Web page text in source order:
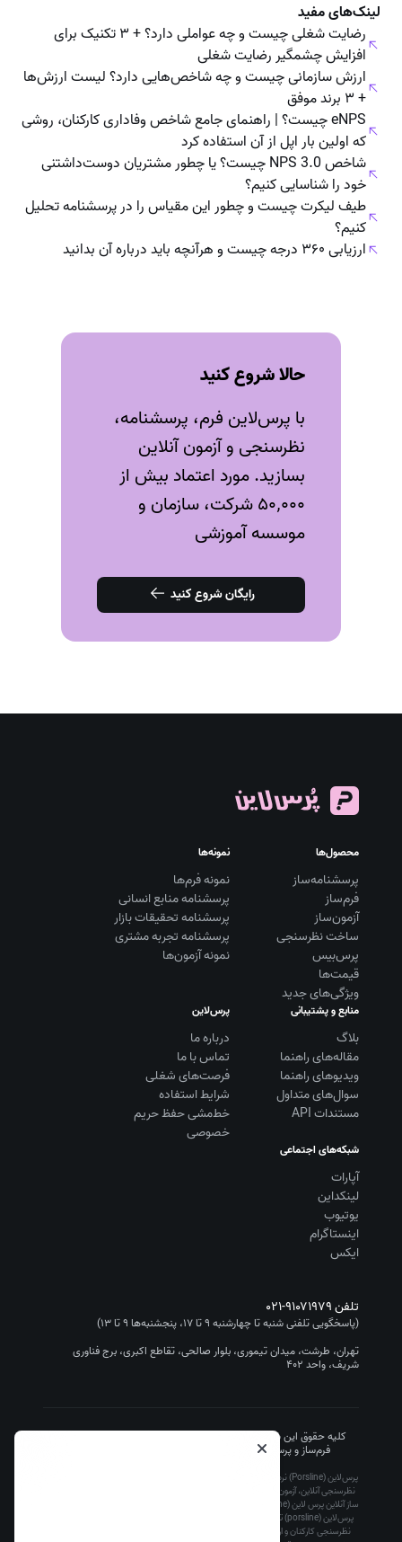
لینک‌های مفید
رضایت شغلی چیست و چه عواملی دارد؟ + ۳ تکنیک برای
افزایش چشمگیر رضایت شغلی
ارزش سازمانی چیست و چه شاخص‌هایی دارد؟ لیست ارزش‌ها
+ ۳ برند موفق
eNPS چیست؟ | راهنمای جامع شاخص وفاداری کارکنان، روشی
که اولین بار اپل از آن استفاده کرد
شاخص NPS 3.0 چیست؟ یا چطور مشتریان دوست‌داشتنی
خود را شناسایی کنیم؟
طیف لیکرت چیست و چطور این مقیاس را در پرسشنامه تحلیل
کنیم؟
ارزیابی ۳۶۰ درجه چیست و هرآنچه باید درباره‌ آن بدانید
حالا شروع کنید
با پرس‌لاین فرم، پرسشنامه،
نظرسنجی و آزمون‌ آنلاین
بسازید. مورد اعتماد بیش از
۵۰٬۰۰۰ شرکت، سازمان و
موسسه آموزشی
رایگان شروع کنید
محصول‌ها
پرسشنامه‌ساز
فرم‌ساز
آزمون‌ساز
ساخت نظرسنجی
پرس‌بیس
قیمت‌ها
ویژگی‌های جدید
نمونه‌ها
نمونه فرم‌ها
پرسشنامه منابع انسانی
پرسشنامه تحقیقات بازار
پرسشنامه تجربه مشتری
نمونه آزمون‌ها
منابع و پشتیبانی
بلاگ
مقاله‌های راهنما
ویديوهای راهنما
سوال‌های متداول
مستندات API
پرس‌لاین
درباره ما
تماس با ما
فرصت‌های شغلی
شرایط استفاده
خط‌مشی حفظ حریم
خصوصی
شبکه‌های اجتماعی
آپارات
لینکداین
یوتیوب
اینستاگرام
ایکس
تلفن۰۲۱-۹۱۰۷۱۹۷۹
(پاسخگویی تلفنی شنبه تا چهارشنبه ۹ تا ۱۷، پنجشنبه‌ها ۹ تا ۱۳)
تهران، طرشت، میدان تیموری، بلوار صالحی، تقاطع اکبری، برج فناوری
شریف، واحد ۴۰۲
کلیه حقوق این سایت متعلق به شرکت سیستم گستر چیستا (نرم افزار
فرم‌ساز و پرسشنامه‌ساز پرس‌لاین/Porsline) است.
پرس‌لاین (Porsline) نرم افزار فرم ساز آنلاین رایگان تحت وب است که ساخت پرسشنامه آنلاین،
نظرسنجی آنلاین، آزمون آنلاین و فرم آنلاین را برای کاربران ساده، سریع و ارزان کرده است. آزمون
پرس‌لاین (porsline) توسط مدیران بازاریابی و تحقیقات بازار، مدیران منابع انسانی برای انجام
نظرسنجی کارکنان و ارزیابی عملکرد منابع انسانی، مدیران مشتری برای انجام رضایت سنجی